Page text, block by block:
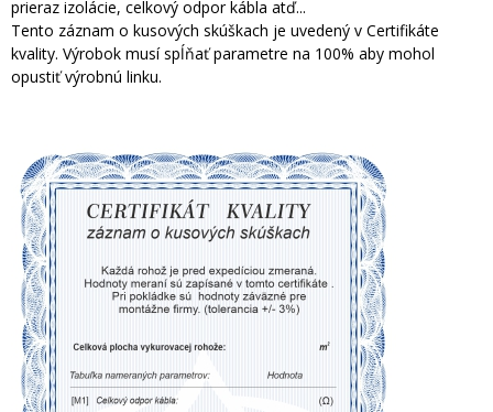
prieraz izolácie, celkový odpor kábla atď...
Tento záznam o kusových skúškach je uvedený v Certifikáte
kvality. Výrobok musí spĺňať parametre na 100% aby mohol
opustiť výrobnú linku.